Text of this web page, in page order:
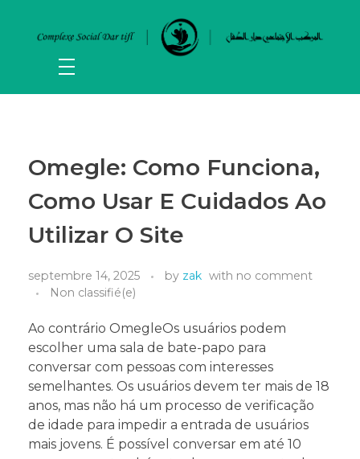
Omegle: Como Funciona,
Como Usar E Cuidados Ao
Utilizar O Site
septembre 14, 2025 by zak with no comment
Non classifié(e)
Ao contrário OmegleOs usuários podem
escolher uma sala de bate-papo para
conversar com pessoas com interesses
semelhantes. Os usuários devem ter mais de 18
anos, mas não há um processo de verificação
de idade para impedir a entrada de usuários
mais jovens. É possível conversar em até 10